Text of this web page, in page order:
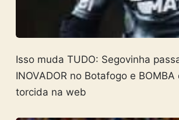
Isso muda TUDO: Segovinha
INOVADOR no Botafogo e BOMBA
torcida na web